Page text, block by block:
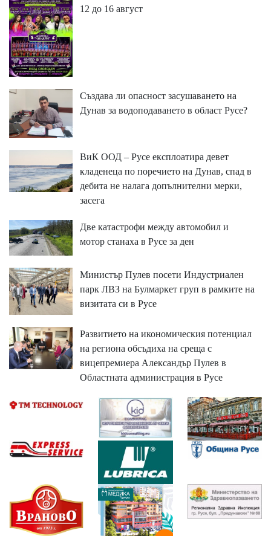
12 до 16 август
Създава ли опасност засушаването на
Дунав за водоподаването в област Русе?
ВиК ООД – Русе експлоатира девет
кладенеца по поречието на Дунав, спад в
дебита не налага допълнителни мерки,
засега
Две катастрофи между автомобил и
мотор станаха в Русе за ден
Министър Пулев посети Индустриален
парк ЛВЗ на Булмаркет груп в рамките на
визитата си в Русе
Развитието на икономическия потенциал
на региона обсъдиха на среща с
вицепремиера Александър Пулев в
Областната администрация в Русе